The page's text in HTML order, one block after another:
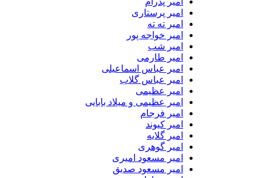
امیر پرستاری
امیر ته ته
امیر خواجه پور
امیر شب
امیر طارمی
امیر عباس اسماعیلی
امیر عباس گلاب
امیر عظیمی
امیر عظیمی و میلاد بابایی
امیر فرجام
امیر کیوند
امیر گلایه
امیر گوهری
امیر مسعود امیری
امیر مسعود صدیق